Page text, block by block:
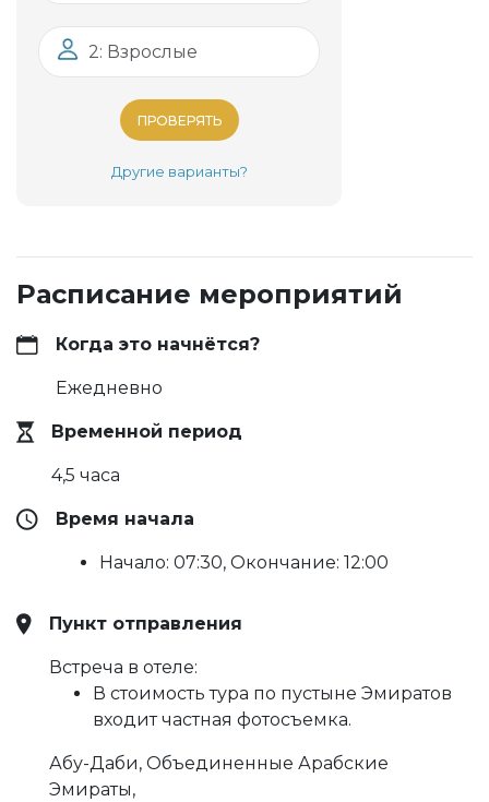
2: Взрослые
ПРОВЕРЯТЬ
Другие варианты?
Расписание мероприятий
Когда это начнётся?
Ежедневно
Временной период
4,5 часа
Время начала
Начало: 07:30, Окончание: 12:00
Пункт отправления
Встреча в отеле:
В стоимость тура по пустыне Эмиратов
входит частная фотосъемка.
Абу-Даби, Объединенные Арабские
Эмираты,